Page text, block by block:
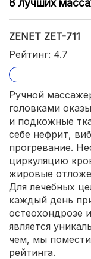
8 лучших
ZENET ZET-711
Рейтинг: 4.7
Ручной
головками
и подкожные
себе нефрит,
прогревание.
циркуляцию
жировые
Для лечебных
каждый день
остеохондрозе
является
чем, мы
рейтинга.